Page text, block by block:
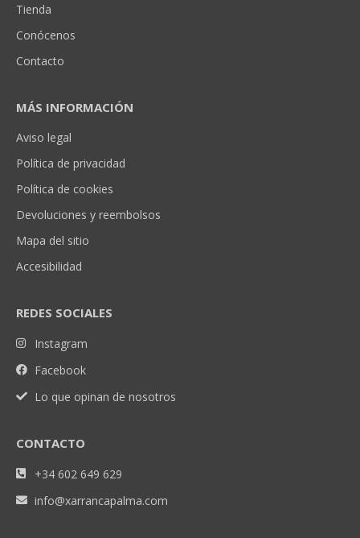
Tienda
Conócenos
Contacto
MÁS INFORMACIÓN
Aviso legal
Política de privacidad
Política de cookies
Devoluciones y reembolsos
Mapa del sitio
Accesibilidad
REDES SOCIALES
Instagram
Facebook
Lo que opinan de nosotros
CONTACTO
+34 602 649 629
info@xarrancapalma.com